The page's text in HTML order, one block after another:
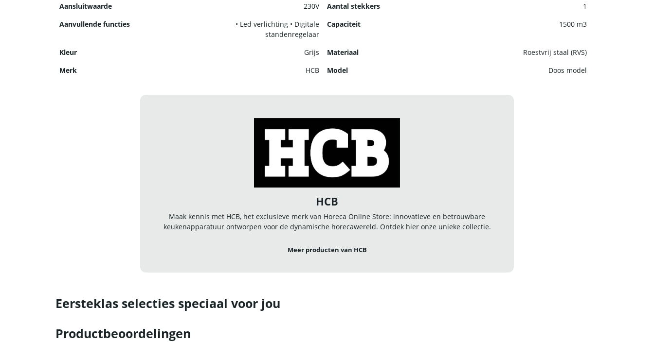
Aansluitwaarde
230V Aantal stekkers
1
Aanvullende functies
• Led verlichting • Digitale
standenregelaar
Capaciteit 1500 m3
Kleur Grijs Materiaal
Roestvrij staal (RVS)
Merk
HCB Model Doos model
HCB
Maak kennis met HCB, het exclusieve merk van Horeca Online Store: innovatieve en betrouwbare
keukenapparatuur ontworpen voor de dynamische horecawereld. Ontdek hier onze unieke collectie.
Meer producten van HCB
Eersteklas selecties speciaal voor jou
Productbeoordelingen